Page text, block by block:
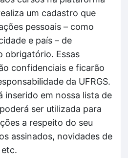
um cadastro que
pessoais – como
e país – de
obrigatório. Essas
confidenciais e ficarão
da UFRGS.
inserido em nossa lista de
ser utilizada para
a respeito do seu
assinados, novidades de